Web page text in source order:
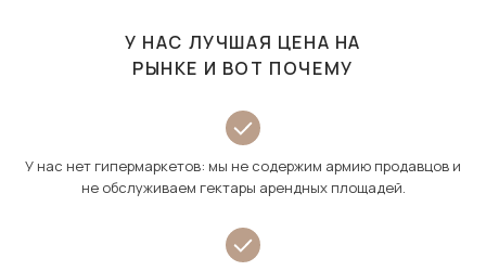
У НАС ЛУЧШАЯ ЦЕНА НА
РЫНКЕ И ВОТ ПОЧЕМУ
У нас нет гипермаркетов: мы не содержим армию продавцов и
не обслуживаем гектары арендных площадей.